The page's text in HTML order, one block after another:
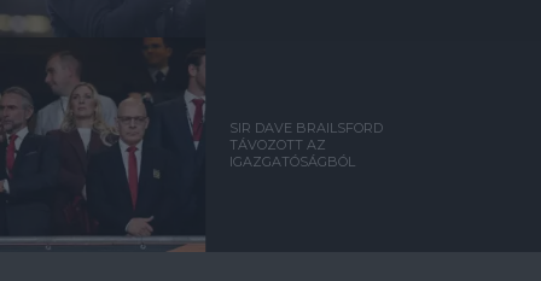
SIR DAVE BRAILSFORD
TÁVOZOTT AZ
IGAZGATÓSÁGBÓL